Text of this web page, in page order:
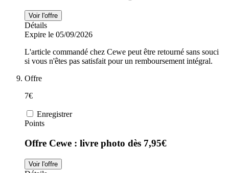
Voir l'offre
Détails
Expire le 05/09/2026
L'article commandé chez Cewe peut être retourné sans souci
si vous n'êtes pas satisfait pour un remboursement intégral.
Offre
7€
Enregistrer
Points
Offre Cewe : livre photo dès 7,95€
Voir l'offre